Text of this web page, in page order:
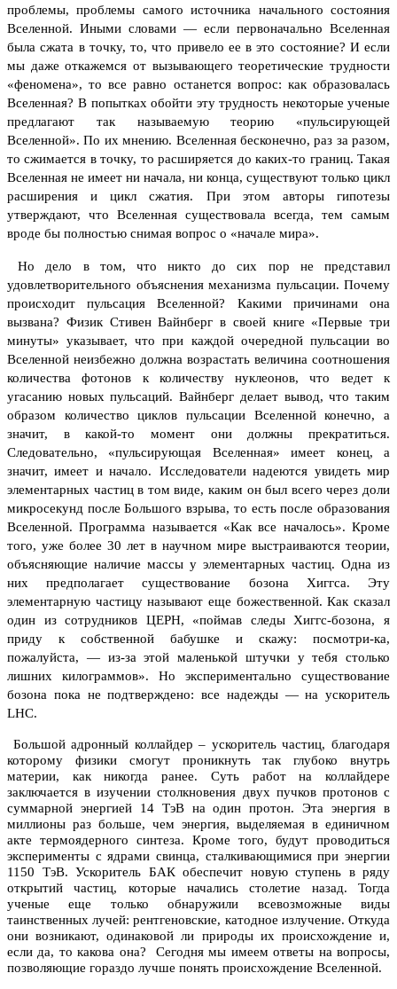
проблемы, проблемы самого источника начального состояния
Вселенной. Иными словами — если первоначально Вселенная
была сжата в точку, то, что привело ее в это состояние? И если
мы даже откажемся от вызывающего теоретические трудности
«феномена», то все равно останется вопрос: как образовалась
Вселенная? В попытках обойти эту трудность некоторые ученые
предлагают так называемую теорию «пульсирующей
Вселенной». По их мнению. Вселенная бесконечно, раз за разом,
то сжимается в точку, то расширяется до каких-то границ. Такая
Вселенная не имеет ни начала, ни конца, существуют только цикл
расширения и цикл сжатия. При этом авторы гипотезы
утверждают, что Вселенная существовала всегда, тем самым
вроде бы полностью снимая вопрос о «начале мира».
Но дело в том, что никто до сих пор не представил
удовлетворительного объяснения механизма пульсации. Почему
происходит пульсация Вселенной? Какими причинами она
вызвана? Физик Стивен Вайнберг в своей книге «Первые три
минуты» указывает, что при каждой очередной пульсации во
Вселенной неизбежно должна возрастать величина соотношения
количества фотонов к количеству нуклеонов, что ведет к
угасанию новых пульсаций. Вайнберг делает вывод, что таким
образом количество циклов пульсации Вселенной конечно, а
значит, в какой-то момент они должны прекратиться.
Следовательно, «пульсирующая Вселенная» имеет конец, а
значит, имеет и начало.
Исследователи надеются увидеть мир
элементарных частиц в том виде, каким он был всего через доли
микросекунд после Большого взрыва, то есть после образования
Вселенной. Программа называется «Как все началось». Кроме
того, уже более 30 лет в научном мире выстраиваются теории,
объясняющие наличие массы у элементарных частиц. Одна из
них предполагает существование бозона Хиггса. Эту
элементарную частицу называют еще божественной. Как сказал
один из сотрудников ЦЕРН, «поймав следы Хиггс-бозона, я
приду к собственной бабушке и скажу: посмотри-ка,
пожалуйста, — из-за этой маленькой штучки у тебя столько
лишних килограммов». Но экспериментально существование
бозона пока не подтверждено: все надежды — на ускоритель
LHC.
Большой адронный коллайдер – ускоритель частиц, благодаря
которому физики смогут проникнуть так глубоко внутрь
материи, как никогда ранее. Суть работ на коллайдере
заключается в изучении столкновения двух пучков протонов с
суммарной энергией 14 ТэВ на один протон. Эта энергия в
миллионы раз больше, чем энергия, выделяемая в единичном
акте термоядерного синтеза. Кроме того, будут проводиться
эксперименты с ядрами свинца, сталкивающимися при энергии
1150 ТэВ. Ускоритель БАК обеспечит новую ступень в ряду
открытий частиц, которые начались столетие назад. Тогда
ученые еще только обнаружили всевозможные виды
таинственных лучей: рентгеновские, катодное излучение. Откуда
они возникают, одинаковой ли природы их происхождение и,
если да, то какова она? Сегодня мы имеем ответы на вопросы,
позволяющие гораздо лучше понять происхождение Вселенной.